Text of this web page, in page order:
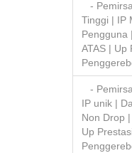
-
Tinggi | IP
Pengguna
ATAS | Up
-
IP unik |
Non Drop
Up